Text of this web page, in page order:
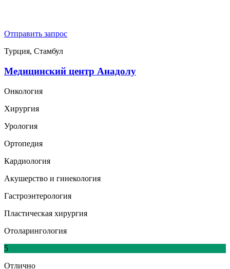
Отправить запрос
Турция, Стамбул
Медицинский центр Анадолу
Онкология
Хирургия
Урология
Ортопедия
Кардиология
Акушерство и гинекология
Гастроэнтерология
Пластическая хирургия
Отоларингология
5
Отлично